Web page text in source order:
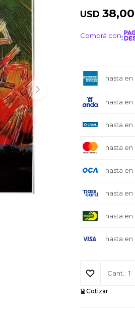
USD 38,00
Comprá con
hasta en
hasta en
hasta en
hasta en
hasta en
hasta en
hasta en
hasta en
1
Cotizar